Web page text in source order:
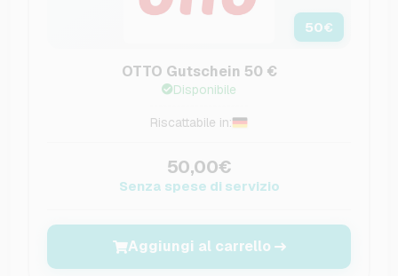
50€
OTTO Gutschein 50 €
Disponibile
Riscattabile in:
50,00€
Senza spese di servizio
Aggiungi al carrello